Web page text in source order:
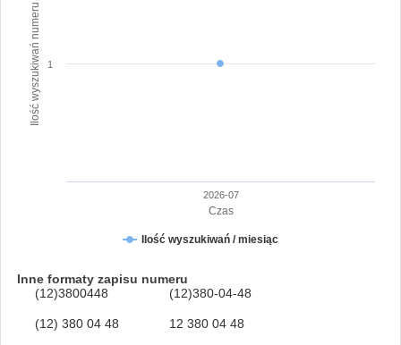
Czas
Ilość wyszukiwań numeru
Ilość wyszukiwań / miesiąc
2026-07
1
Inne formaty zapisu numeru
(12)3800448
(12)380-04-48
(12) 380 04 48 12 380 04 48